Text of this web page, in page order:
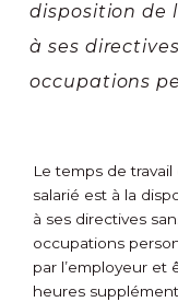
disposition de
à ses
occupations
Le temps de
salarié est à la
à ses directives
occupations
par l’employeur
heures